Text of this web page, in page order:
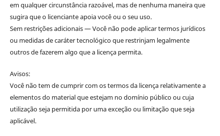
em qualquer circunstância razoável, mas de nenhuma maneira que
sugira que o licenciante apoia você ou o seu uso.
Sem restrições adicionais — Você não pode aplicar termos jurídicos
ou medidas de caráter tecnológico que restrinjam legalmente
outros de fazerem algo que a licença permita.
Avisos:
Você não tem de cumprir com os termos da licença relativamente a
elementos do material que estejam no domínio público ou cuja
utilização seja permitida por uma exceção ou limitação que seja
aplicável.